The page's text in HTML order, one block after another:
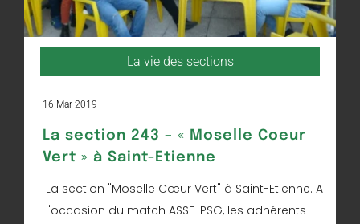
La vie des sections
16 Mar 2019
La section 243 – « Moselle Coeur
Vert » à Saint-Etienne
La section "Moselle Cœur Vert" à Saint-Etienne. A
l'occasion du match ASSE-PSG, les adhérents